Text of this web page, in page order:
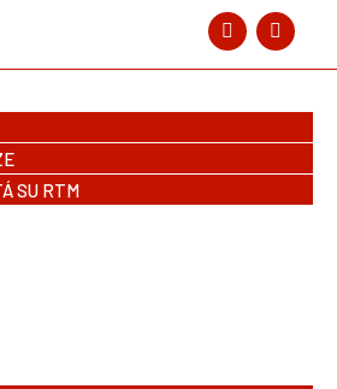
SU RTM